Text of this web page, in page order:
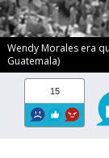
Wendy Morales era
Guatemala)
15